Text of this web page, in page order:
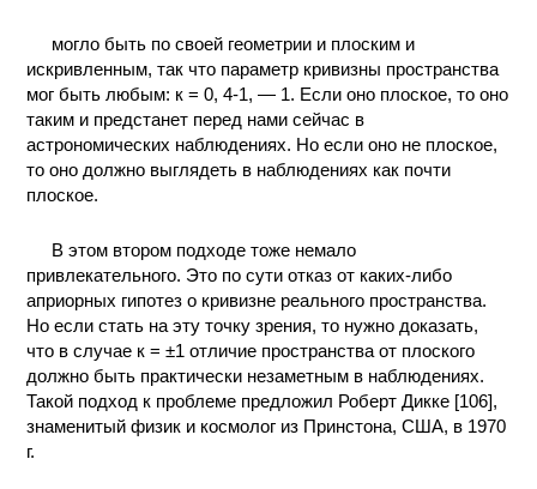
могло быть по своей геометрии и плоским и
искривленным, так что параметр кривизны пространства
мог быть любым: к = 0, 4-1, — 1. Если оно плоское, то оно
таким и предстанет перед нами сейчас в
астрономических наблюдениях. Но если оно не плоское,
то оно должно выглядеть в наблюдениях как почти
плоское.
В этом втором подходе тоже немало
привлекательного. Это по сути отказ от каких-либо
априорных гипотез о кривизне реального пространства.
Но если стать на эту точку зрения, то нужно доказать,
что в случае к = ±1 отличие пространства от плоского
должно быть практически незаметным в наблюдениях.
Такой подход к проблеме предложил Роберт Дикке [106],
знаменитый физик и космолог из Принстона, США, в 1970
г.